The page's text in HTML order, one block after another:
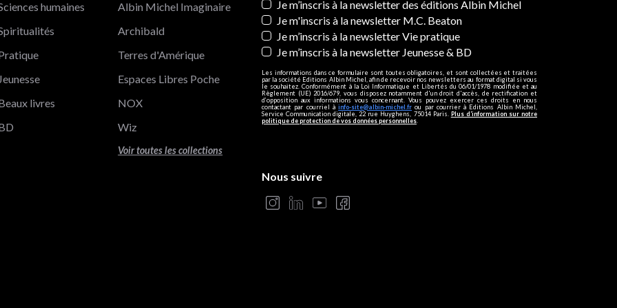
de confidentialité, en garantissant la conformité avec les réglementations. Personnalisez vos préférences pour
Newsletters
Je m’inscris à la newsletter des éditions Albin Michel
Je m'inscris à la newsletter M.C. Beaton
Je m’inscris à la newsletter Vie pratique
Je m’inscris à la newsletter Jeunesse & BD
Les informations dans ce formulaire sont toutes obligatoires, et sont collectées et traitées
par la société Editions Albin Michel, afin de recevoir nos newsletters au format digital si vous
le souhaitez. Conformément à la Loi Informatique et Libertés du 06/01/1978 modifiée et au
Règlement (UE) 2016/679, vous disposez notamment d'un droit d'accès, de rectification et
d’opposition aux informations vous concernant. Vous pouvez exercer ces droits en nous
contactant par courriel àinfo-site@albin-michel.fr ou par courrier à Editions Albin Michel,
Service Communication digitale, 22 rue Huyghens, 75014 Paris. Plus d’information sur notre
politique de protection de vos données personnelles
humaines
Jeunesse
livres
Albin Michel Imaginaire
Archibald
Terres d'Amérique
Espaces Libres Poche
NOX
Wiz
Voir toutes les collections
Nous suivre